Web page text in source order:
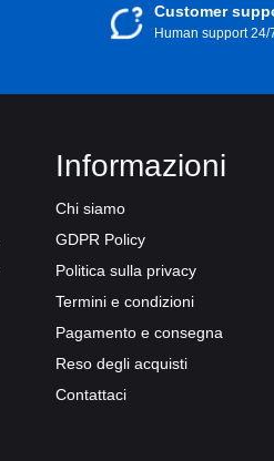
Customer
Human support 24/
Informazioni
Chi siamo
GDPR Policy
Politica sulla privacy
Termini e condizioni
Pagamento e consegna
Reso degli acquisti
Contattaci